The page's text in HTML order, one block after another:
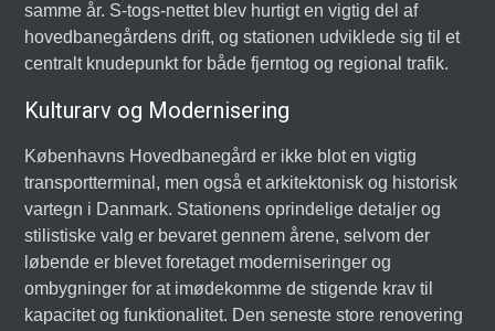
samme år. S-togs-nettet blev hurtigt en vigtig del af
hovedbanegårdens drift, og stationen udviklede sig til et
centralt knudepunkt for både fjerntog og regional trafik.
Kulturarv og Modernisering
Københavns Hovedbanegård er ikke blot en vigtig
transportterminal, men også et arkitektonisk og historisk
vartegn i Danmark. Stationens oprindelige detaljer og
stilistiske valg er bevaret gennem årene, selvom der
løbende er blevet foretaget moderniseringer og
ombygninger for at imødekomme de stigende krav til
kapacitet og funktionalitet. Den seneste store renovering